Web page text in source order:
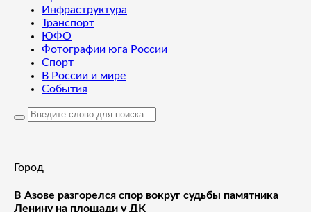
Инфраструктура
Транспорт
ЮФО
Фотографии юга России
Спорт
В России и мире
События
Город
В Азове разгорелся спор вокруг судьбы памятника
Ленину на площади у ДК